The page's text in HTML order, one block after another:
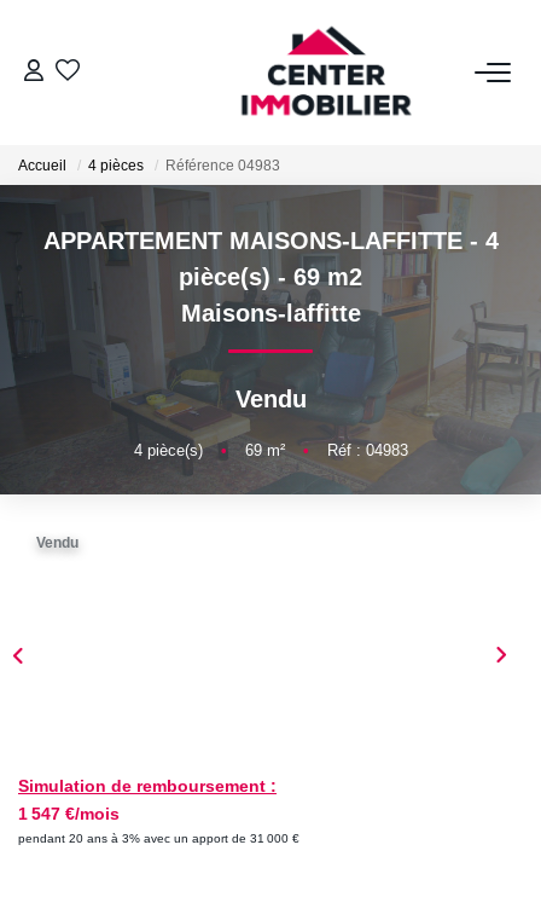
ACHETER
LOUER
Déposer Un Dossier
FAIRE GÉRER
Accueil 4 pièces Référence 04983
APPARTEMENT MAISONS-LAFFITTE - 4
pièce(s) - 69 m2
Maisons-laffitte
Vendu
4pièce(s) • 69m² • Réf : 04983
Vendu
Simulation de remboursement :
1 547 €/mois
pendant 20 ans à 3% avec un apport de 31 000 €